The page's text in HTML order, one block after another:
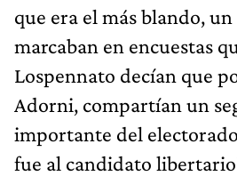
que era el más blando, un
marcaban en encuestas
Lospennato decían que
Adorni, compartían un
importante del
fue al candidato